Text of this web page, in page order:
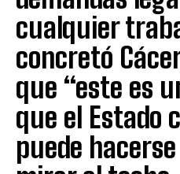
cualquier
concretó
que “este es
que el Estado
puede